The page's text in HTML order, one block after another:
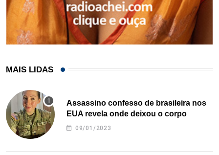
MAIS LIDAS
Assassino confesso de brasileira nos
EUA revela onde deixou o corpo
09/01/2023